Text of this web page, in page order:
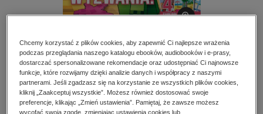
psychologiczne
popularno-naukowe
historia
zdrowie
religie
Przeczytaj fragment
Mycraft – e-wydanie – 4/2026
Chcemy korzystać z plików cookies, aby zapewnić Ci najlepsze wrażenia
podczas przeglądania naszego katalogu ebooków, audiobooków i e-prasy,
dostarczać spersonalizowane rekomendacje oraz udostępniać Ci najnowsze
funkcje, które rozwijamy dzięki analizie danych i współpracy z naszymi
partnerami. Jeśli zgadzasz się na korzystanie ze wszystkich plików cookies,
kliknij „Zaakceptuj wszystkie”. Możesz również dostosować swoje
preferencje, klikając „Zmień ustawienia”. Pamiętaj, że zawsze możesz
wycofać swoją zgodę, zmieniając ustawienia cookies lub